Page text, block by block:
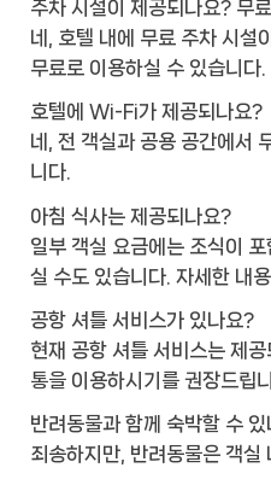
주차 시설이 제공되나요? 무
네, 호텔 내에 무료 주차 시설
무료로 이용하실 수 있습니다.
호텔에 Wi-Fi가 제공되나요?
네, 전 객실과 공용 공간에서
니다.
아침 식사는 제공되나요?
일부 객실 요금에는 조식이
실 수도 있습니다. 자세한 내
공항 셔틀 서비스가 있나요?
현재 공항 셔틀 서비스는 제
통을 이용하시기를 권장드립
반려동물과 함께 숙박할 수
죄송하지만, 반려동물은 객실